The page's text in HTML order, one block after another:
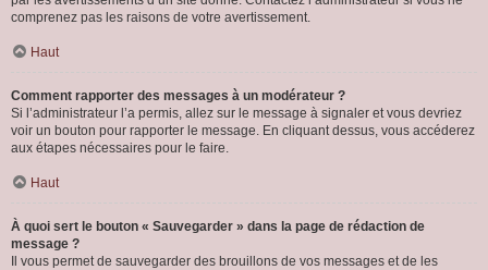
comprenez pas les raisons de votre avertissement.
Haut
Comment rapporter des messages à un modérateur ?
Si l’administrateur l’a permis, allez sur le message à signaler et vous devriez
voir un bouton pour rapporter le message. En cliquant dessus, vous accéderez
aux étapes nécessaires pour le faire.
Haut
À quoi sert le bouton « Sauvegarder » dans la page de rédaction de
message ?
Il vous permet de sauvegarder des brouillons de vos messages et de les